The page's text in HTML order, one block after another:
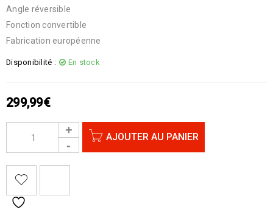
Angle réversible
Fonction convertible
Fabrication européenne
Disponibilité : En stock
299,99€
AJOUTER AU PANIER